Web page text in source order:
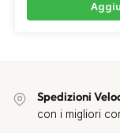
Spedizioni
con i migliori